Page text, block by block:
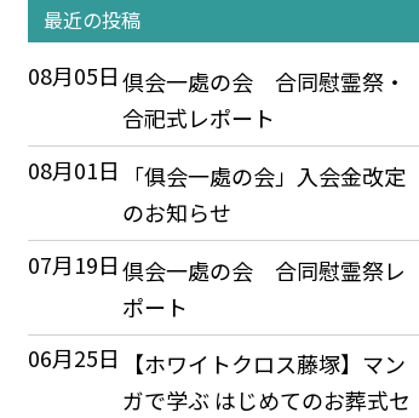
最近の投稿
08月05日倶会一處の会 合同慰霊祭・
合祀式レポート
08月01日
「俱会一處の会」入会金改定
のお知らせ
07月19日倶会一處の会 合同慰霊祭レ
ポート
06月25日
【ホワイトクロス藤塚】マン
ガで学ぶ はじめてのお葬式セ